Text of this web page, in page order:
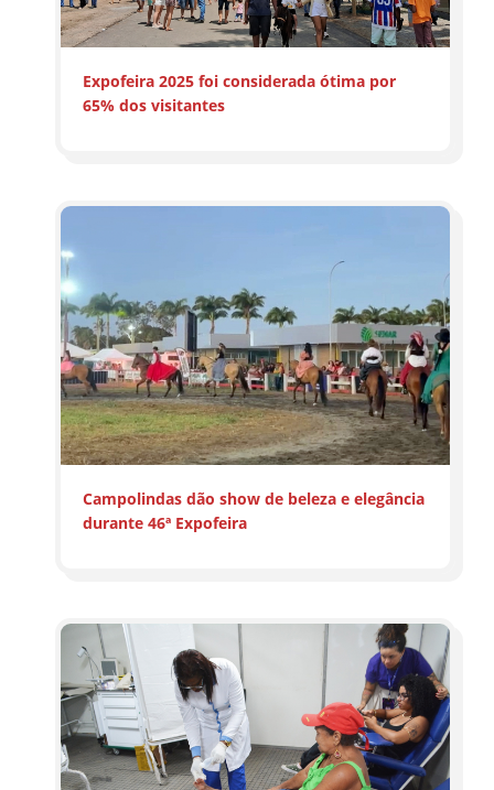
Expofeira 2025 foi considerada ótima por
65% dos visitantes
Campolindas dão show de beleza e elegância
durante 46ª Expofeira